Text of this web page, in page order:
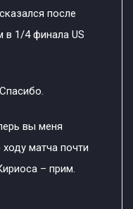
после
1/4 финала US
вы меня
матча почти
– прим.